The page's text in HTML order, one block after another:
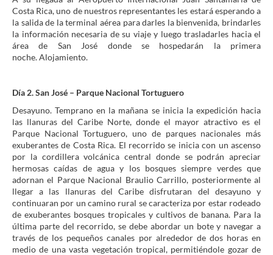
Costa Rica, uno de nuestros representantes les estará esperando a
la salida de la terminal aérea para darles la bienvenida, brindarles
la información necesaria de su viaje y luego trasladarles hacia el
área de San José donde se hospedarán la primera
noche. Alojamiento.
Día 2. San José – Parque Nacional Tortuguero
Desayuno. Temprano en la mañana se inicia la expedición hacia
las llanuras del Caribe Norte, donde el mayor atractivo es el
Parque Nacional Tortuguero, uno de parques nacionales más
exuberantes de Costa Rica. El recorrido se inicia con un ascenso
por la cordillera volcánica central donde se podrán apreciar
hermosas caídas de agua y los bosques siempre verdes que
adornan el Parque Nacional Braulio Carrillo, posteriormente al
llegar a las llanuras del Caribe disfrutaran del desayuno y
continuaran por un camino rural se caracteriza por estar rodeado
de exuberantes bosques tropicales y cultivos de banana. Para la
última parte del recorrido, se debe abordar un bote y navegar a
través de los pequeños canales por alrededor de dos horas en
medio de una vasta vegetación tropical, permitiéndole gozar de